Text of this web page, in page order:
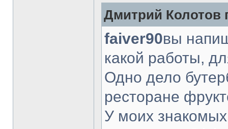
Дмитрий Колотов
faiver90вы
какой работы,
Одно дело
ресторане
У моих